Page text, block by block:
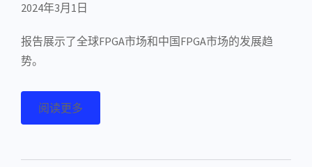
2024年3月1日
报告展示了全球FPGA市场和中国FPGA市场的发展趋
势。
阅读更多